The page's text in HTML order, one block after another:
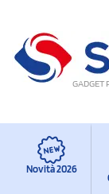
GADGET
Novità 2026